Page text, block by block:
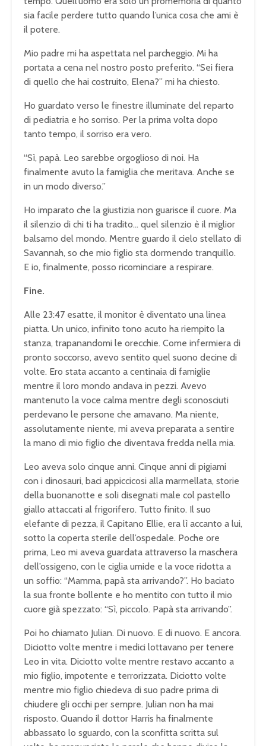
sia facile perdere tutto quando l’unica cosa che ami è
il potere.
Mio padre mi ha aspettata nel parcheggio. Mi ha
portata a cena nel nostro posto preferito. “Sei fiera
di quello che hai costruito, Elena?” mi ha chiesto.
Ho guardato verso le finestre illuminate del reparto
di pediatria e ho sorriso. Per la prima volta dopo
tanto tempo, il sorriso era vero.
“Sì, papà. Leo sarebbe orgoglioso di noi. Ha
finalmente avuto la famiglia che meritava. Anche se
in un modo diverso.”
Ho imparato che la giustizia non guarisce il cuore. Ma
il silenzio di chi ti ha tradito… quel silenzio è il miglior
balsamo del mondo. Mentre guardo il cielo stellato di
Savannah, so che mio figlio sta dormendo tranquillo.
E io, finalmente, posso ricominciare a respirare.
Fine.
Alle 23:47 esatte, il monitor è diventato una linea
piatta. Un unico, infinito tono acuto ha riempito la
stanza, trapanandomi le orecchie. Come infermiera di
pronto soccorso, avevo sentito quel suono decine di
volte. Ero stata accanto a centinaia di famiglie
mentre il loro mondo andava in pezzi. Avevo
mantenuto la voce calma mentre degli sconosciuti
perdevano le persone che amavano. Ma niente,
assolutamente niente, mi aveva preparata a sentire
la mano di mio figlio che diventava fredda nella mia.
Leo aveva solo cinque anni. Cinque anni di pigiami
con i dinosauri, baci appiccicosi alla marmellata, storie
della buonanotte e soli disegnati male col pastello
giallo attaccati al frigorifero. Tutto finito. Il suo
elefante di pezza, il Capitano Ellie, era lì accanto a lui,
sotto la coperta sterile dell’ospedale. Poche ore
prima, Leo mi aveva guardata attraverso la maschera
dell’ossigeno, con le ciglia umide e la voce ridotta a
un soffio: “Mamma, papà sta arrivando?”. Ho baciato
la sua fronte bollente e ho mentito con tutto il mio
cuore già spezzato: “Sì, piccolo. Papà sta arrivando”.
Poi ho chiamato Julian. Di nuovo. E di nuovo. E ancora.
Diciotto volte mentre i medici lottavano per tenere
Leo in vita. Diciotto volte mentre restavo accanto a
mio figlio, impotente e terrorizzata. Diciotto volte
mentre mio figlio chiedeva di suo padre prima di
chiudere gli occhi per sempre. Julian non ha mai
risposto. Quando il dottor Harris ha finalmente
abbassato lo sguardo, con la sconfitta scritta sul